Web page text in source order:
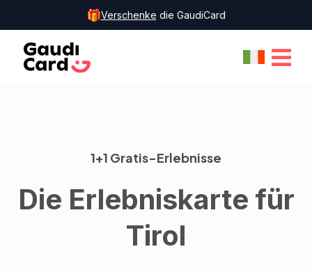
Verschenke die GaudiCard
1+1 Gratis-Erlebnisse
Die Erlebniskarte für
Tirol